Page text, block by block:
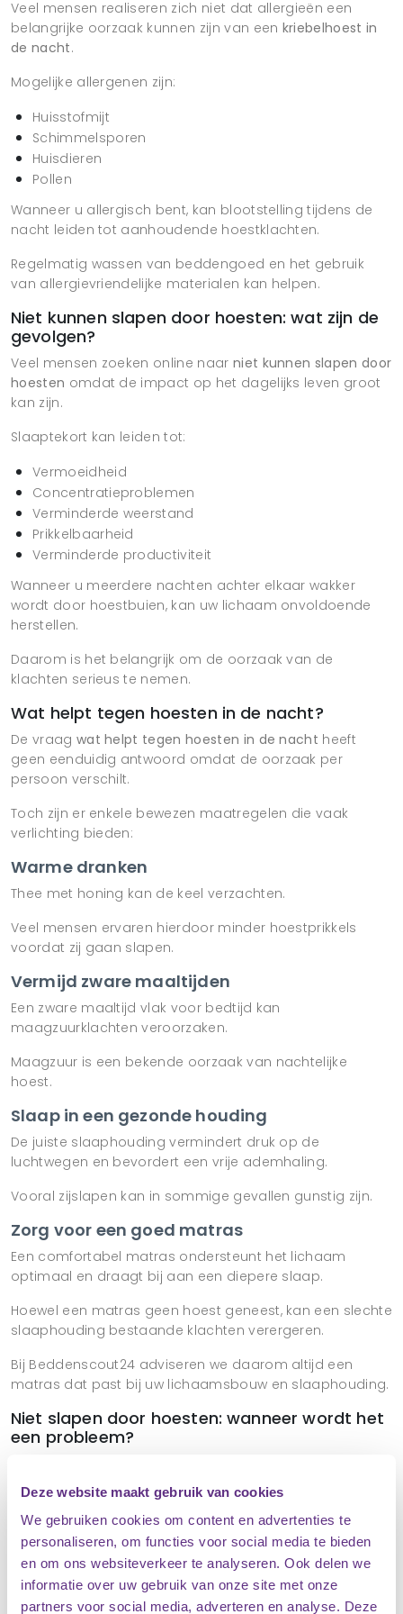
Deze website maakt gebruik van cookies
We gebruiken cookies om content en advertenties te
personaliseren, om functies voor social media te bieden
en om ons websiteverkeer te analyseren. Ook delen we
informatie over uw gebruik van onze site met onze
partners voor social media, adverteren en analyse. Deze
Veel mensen realiseren zich niet dat allergieën een
belangrijke oorzaak kunnen zijn van een kriebelhoest in
de nacht.
Mogelijke allergenen zijn:
Huisstofmijt
Schimmelsporen
Huisdieren
Pollen
Wanneer u allergisch bent, kan blootstelling tijdens de
nacht leiden tot aanhoudende hoestklachten.
Regelmatig wassen van beddengoed en het gebruik
van allergievriendelijke materialen kan helpen.
Niet kunnen slapen door hoesten: wat zijn de
gevolgen?
Veel mensen zoeken online naar niet kunnen slapen door
hoesten omdat de impact op het dagelijks leven groot
kan zijn.
Slaaptekort kan leiden tot:
Vermoeidheid
Concentratieproblemen
Verminderde weerstand
Prikkelbaarheid
Verminderde productiviteit
Wanneer u meerdere nachten achter elkaar wakker
wordt door hoestbuien, kan uw lichaam onvoldoende
herstellen.
Daarom is het belangrijk om de oorzaak van de
klachten serieus te nemen.
Wat helpt tegen hoesten in de nacht?
De vraag wat helpt tegen hoesten in de nacht heeft
geen eenduidig antwoord omdat de oorzaak per
persoon verschilt.
Toch zijn er enkele bewezen maatregelen die vaak
verlichting bieden:
Warme dranken
Thee met honing kan de keel verzachten.
Veel mensen ervaren hierdoor minder hoestprikkels
voordat zij gaan slapen.
Vermijd zware maaltijden
Een zware maaltijd vlak voor bedtijd kan
maagzuurklachten veroorzaken.
Maagzuur is een bekende oorzaak van nachtelijke
hoest.
Slaap in een gezonde houding
De juiste slaaphouding vermindert druk op de
luchtwegen en bevordert een vrije ademhaling.
Vooral zijslapen kan in sommige gevallen gunstig zijn.
Zorg voor een goed matras
Een comfortabel matras ondersteunt het lichaam
optimaal en draagt bij aan een diepere slaap.
Hoewel een matras geen hoest geneest, kan een slechte
slaaphouding bestaande klachten verergeren.
Bij Beddenscout24 adviseren we daarom altijd een
matras dat past bij uw lichaamsbouw en slaaphouding.
Niet slapen door hoesten: wanneer wordt het
een probleem?
is normaal.
Wanneer u echter structureelniet slapen door hoesten
ervaart, is het verstandig om verder onderzoek te laten
doen.
Langdurige nachtelijke hoest kan wijzen op: